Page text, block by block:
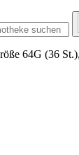
64G (36